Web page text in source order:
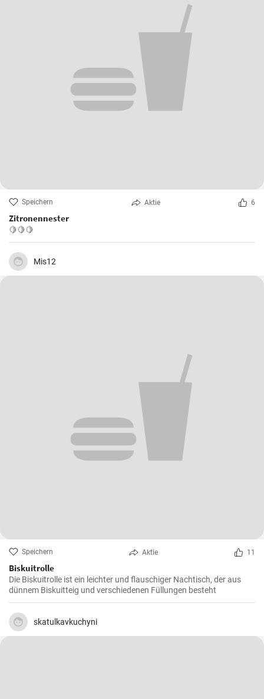
Speichern Aktie 6
Zitronennester
🍋🍋🍋
Mis12
Speichern Aktie 11
Biskuitrolle
Die Biskuitrolle ist ein leichter und flauschiger Nachtisch, der aus
dünnem Biskuitteig und verschiedenen Füllungen besteht
skatulkavkuchyni